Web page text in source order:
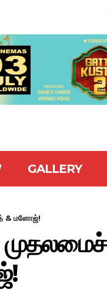
GALLERY
& மனோஜ்!